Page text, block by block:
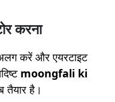
करना
करें और एयरटाइट
moongfali ki
तैयार है।